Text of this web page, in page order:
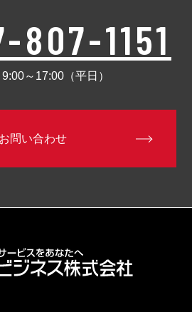
807-1151
～17:00（平日）
お問い合わせ